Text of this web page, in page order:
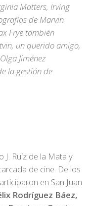
Matters, Irving
de Marvin
Frye también
un querido amigo,
Jiménez
la gestión de
J. Ruíz de la Mata y
de cine. De los
en San Juan
Rodríguez Báez,